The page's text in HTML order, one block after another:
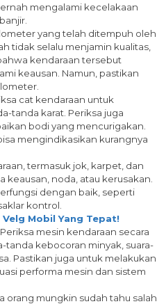
mengalami kecelakaan
yang telah ditempuh oleh
tidak selalu menjamin kualitas,
kendaraan tersebut
keausan. Namun, pastikan
cat kendaraan untuk
tanda karat. Periksa juga
bodi yang mencurigakan.
mengindikasikan kurangnya
termasuk jok, karpet, dan
noda, atau kerusakan.
dengan baik, seperti
kontrol.
Mobil Yang Tepat!
mesin kendaraan secara
tanda kebocoran minyak, suara-
Pastikan juga untuk melakukan
performa mesin dan sistem
orang mungkin sudah tahu salah